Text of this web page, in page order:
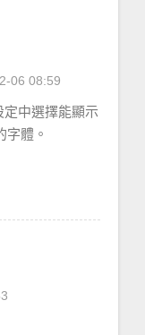
06 08:59
定中選擇能顯示
字體。